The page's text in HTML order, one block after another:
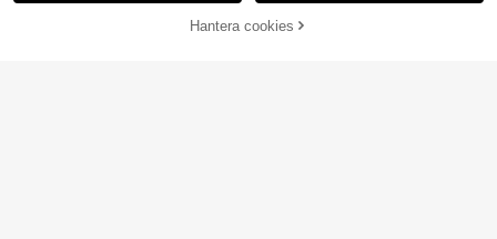
LÄGG TILL I VARUKORGEN
Hantera cookies